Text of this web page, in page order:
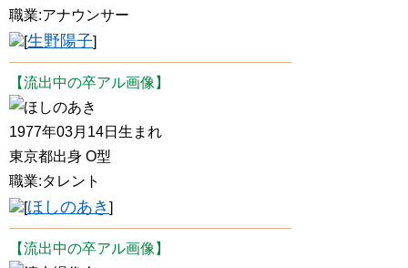
職業:アナウンサー
[生野陽子]
【流出中の卒アル画像】
ほしのあき
1977年03月14日生まれ
東京都出身 O型
職業:タレント
[ほしのあき ]
【流出中の卒アル画像】